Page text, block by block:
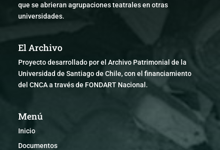
que se abrieran agrupaciones teatrales en otras
universidades.
El Archivo
Proyecto desarrollado por el Archivo Patrimonial de la
Universidad de Santiago de Chile, con el financiamiento
del CNCA a través de FONDART Nacional.
Menú
Inicio
Documentos